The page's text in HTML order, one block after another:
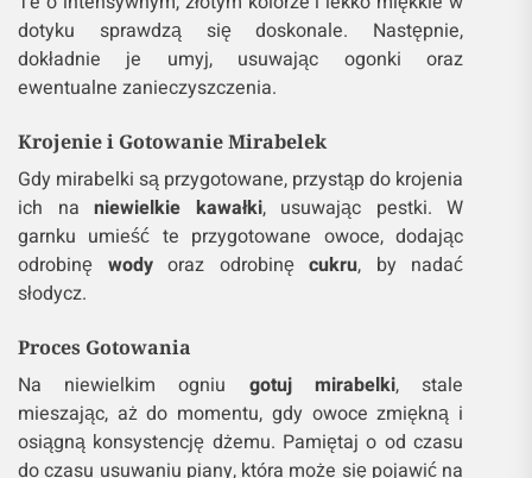
dotyku sprawdzą się doskonale. Następnie,
dokładnie je umyj, usuwając ogonki oraz
ewentualne zanieczyszczenia.
Krojenie i Gotowanie Mirabelek
Gdy mirabelki są przygotowane, przystąp do krojenia
ich naniewielkie kawałki, usuwając pestki. W
garnku umieść te przygotowane owoce, dodając
odrobinę wodyoraz odrobinęcukru, by nadać
słodycz.
Proces Gotowania
Na niewielkim ogniu gotuj mirabelki, stale
mieszając, aż do momentu, gdy owoce zmiękną i
osiągną konsystencję dżemu. Pamiętaj o od czasu
do czasu usuwaniu piany, która może się pojawić na